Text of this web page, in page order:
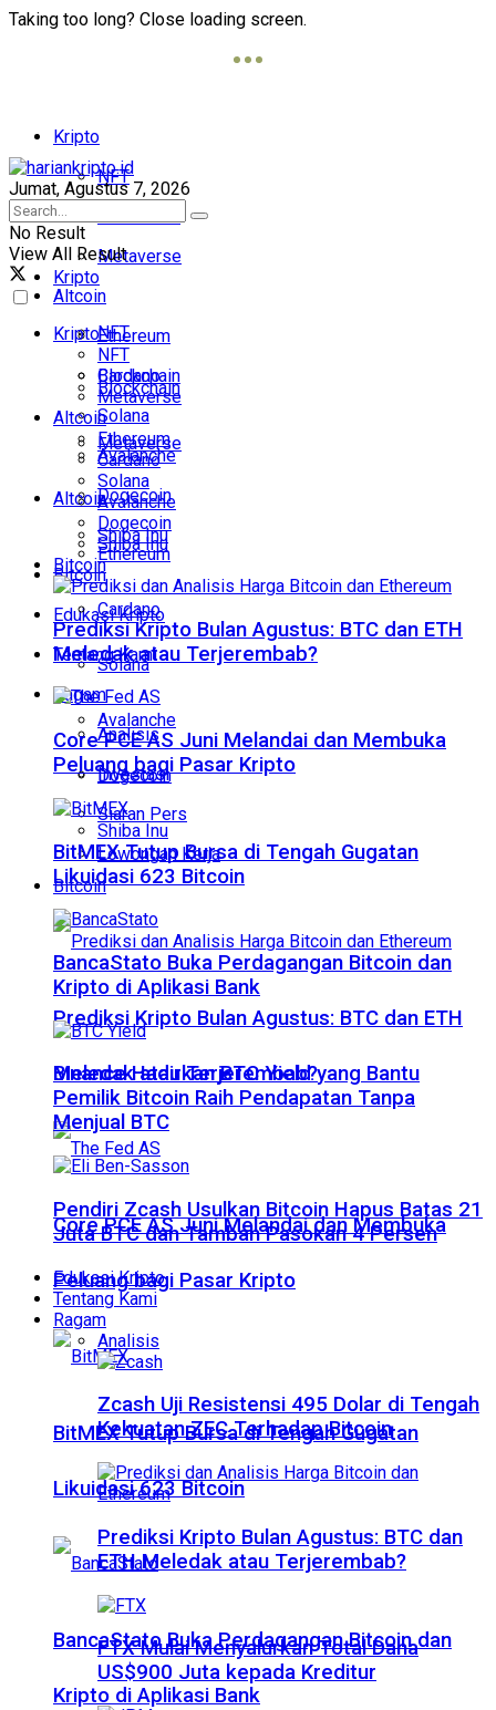
Taking too long? Close loading screen.
Kripto
NFT
Blockchain
Metaverse
Altcoin
Ethereum
Cardano
Solana
Avalanche
Dogecoin
Shiba Inu
Bitcoin
Edukasi Kripto
Tentang Kami
Ragam
Analisis
Investasi
Siaran Pers
Lowongan Kerja
Jumat, Agustus 7, 2026
No Result
View All Result
Kripto
NFT
Blockchain
Metaverse
Altcoin
Ethereum
Cardano
Solana
Avalanche
Dogecoin
Shiba Inu
Bitcoin
Prediksi Kripto Bulan Agustus: BTC dan ETH
Meledak atau Terjerembab?
Core PCE AS Juni Melandai dan Membuka
Peluang bagi Pasar Kripto
BitMEX Tutup Bursa di Tengah Gugatan
Likuidasi 623 Bitcoin
BancaStato Buka Perdagangan Bitcoin dan
Kripto di Aplikasi Bank
Kripto
NFT
Blockchain
Metaverse
Altcoin
Ethereum
Cardano
Solana
Avalanche
Dogecoin
Shiba Inu
Bitcoin
Prediksi Kripto Bulan Agustus: BTC dan ETH
Meledak atau Terjerembab?
Core PCE AS Juni Melandai dan Membuka
Peluang bagi Pasar Kripto
BitMEX Tutup Bursa di Tengah Gugatan
Likuidasi 623 Bitcoin
BancaStato Buka Perdagangan Bitcoin dan
Kripto di Aplikasi Bank
Binance Hadirkan BTC Yield yang Bantu
Pemilik Bitcoin Raih Pendapatan Tanpa
Menjual BTC
Pendiri Zcash Usulkan Bitcoin Hapus Batas 21
Juta BTC dan Tambah Pasokan 4 Persen
Edukasi Kripto
Tentang Kami
Ragam
Analisis
Zcash Uji Resistensi 495 Dolar di Tengah
Kekuatan ZEC Terhadap Bitcoin
Prediksi Kripto Bulan Agustus: BTC dan
ETH Meledak atau Terjerembab?
FTX Mulai Menyalurkan Total Dana
US$900 Juta kepada Kreditur